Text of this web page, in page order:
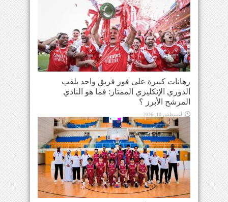
رهانات كبيرة على فوز فريق واحد بلقب
الدوري الإنكليزي الممتاز: فما هو النادي
المرشح الأبرز ؟
أغسطس 10, 2026